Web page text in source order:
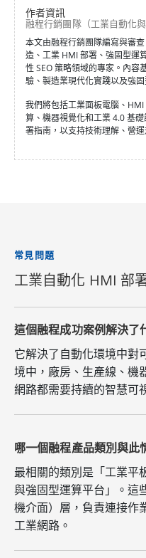
作者資訊
融程行銷團隊（工業自動化與
本文由融程行銷團隊編寫與審
造、工業 HMI 部署、強固型運
性 SEO 策略領域的專家。內容
驗、製造業現代化實踐以及強
我們將包括工業面板電腦、
算、機器視覺化和工業 4.0 基
署指南，以支持技術理解、營
常見問題
工業自動化 HMI 部
這個融程成功案例解決了
它解決了自動化環境中對
境中，廠房、生產線、機
網路都需要持續的智慧可
哪一個融程產品類別與此
最相關的類別是「工業平
與強固型運算平台」。這
機介面）層，負責連接作
工業網路。